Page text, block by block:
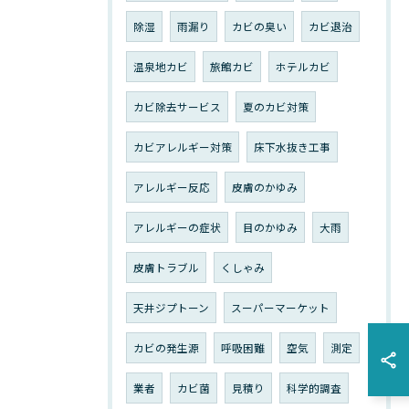
除湿 雨漏り カビの臭い カビ退治
温泉地カビ 旅館カビ ホテルカビ
カビ除去サービス 夏のカビ対策
カビアレルギー対策 床下水抜き工事
アレルギー反応 皮膚のかゆみ
アレルギーの症状 目のかゆみ 大雨
皮膚トラブル くしゃみ
天井ジプトーン スーパーマーケット
カビの発生源 呼吸困難 空気 測定
業者 カビ菌 見積り 科学的調査